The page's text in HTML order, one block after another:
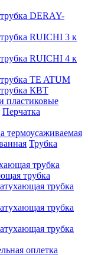
DERAY-
RUICHI 3 к
RUICHI 4 к
TE ATUM
трубка КВТ
пластиковые
Перчатка
термоусаживаемая
Трубка
трубка
трубка
трубка
трубка